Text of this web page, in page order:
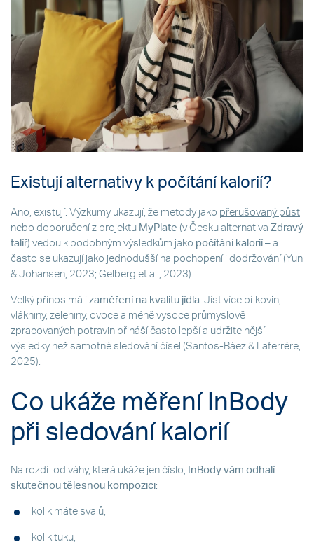
Existují alternativy k počítání kalorií?
Ano, existují. Výzkumy ukazují, že metody jako přerušovaný půst
nebo doporučení z projektu MyPlate (v Česku alternativa Zdravý
talíř) vedou k podobným výsledkům jako počítání kalorií – a
často se ukazují jako jednodušší na pochopení i dodržování (Yun
& Johansen, 2023; Gelberg et al., 2023).
Velký přínos má i zaměření na kvalitu jídla. Jíst více bílkovin,
vlákniny, zeleniny, ovoce a méně vysoce průmyslově
zpracovaných potravin přináší často lepší a udržitelnější
výsledky než samotné sledování čísel (Santos-Báez & Laferrère,
2025).
Co ukáže měření InBody
při sledování kalorií
Na rozdíl od váhy, která ukáže jen číslo, InBody vám odhalí
skutečnou tělesnou kompozici:
kolik máte svalů,
kolik tuku,